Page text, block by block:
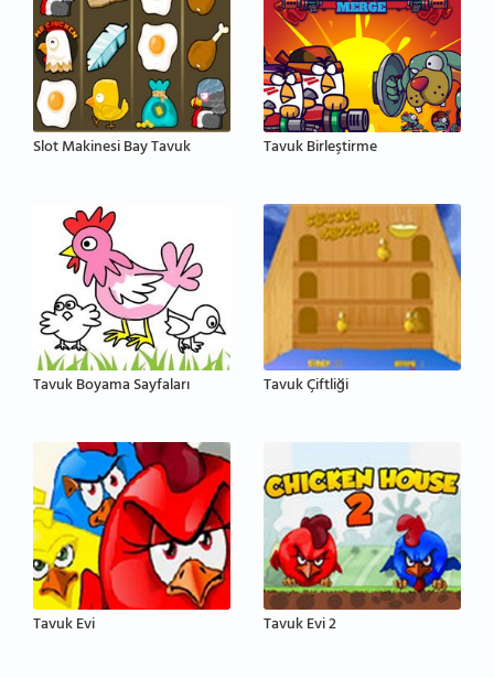
Slot Makinesi Bay Tavuk Tavuk Birleştirme
Tavuk Boyama Sayfaları Tavuk Çiftliği
Tavuk Evi Tavuk Evi 2